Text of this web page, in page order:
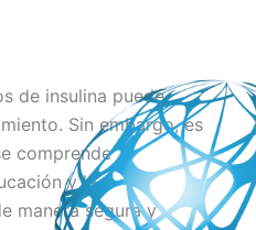
de insulina puede
Sin embargo, es
comprende
y la
manera segura y